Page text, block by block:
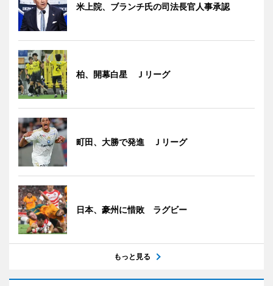
米上院、ブランチ氏の司法長官人事承認
柏、開幕白星 Ｊリーグ
町田、大勝で発進 Ｊリーグ
日本、豪州に惜敗 ラグビー
もっと見る